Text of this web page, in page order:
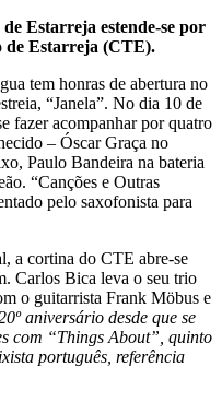
Estarreja estende-se por
de Estarreja (CTE).
tem honras de abertura no
“Janela”. No dia 10 de
fazer acompanhar por quatro
– Óscar Graça no
Paulo Bandeira na bateria
“Canções e Outras
pelo saxofonista para
a cortina do CTE abre-se
Carlos Bica leva o seu trio
o guitarrista Frank Möbus e
aniversário desde que se
com “Things About”, quinto
português, referência